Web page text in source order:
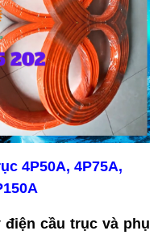
4P50A, 4P75A,
điện cầu trục và phụ